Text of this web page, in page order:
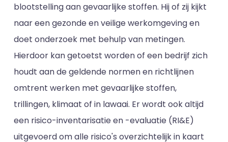
blootstelling aan gevaarlijke stoffen. Hij of zij kijkt
naar een gezonde en veilige werkomgeving en
doet onderzoek met behulp van metingen.
Hierdoor kan getoetst worden of een bedrijf zich
houdt aan de geldende normen en richtlijnen
omtrent werken met gevaarlijke stoffen,
trillingen, klimaat of in lawaai. Er wordt ook altijd
een risico-inventarisatie en -evaluatie (RI&E)
uitgevoerd om alle risico's overzichtelijk in kaart